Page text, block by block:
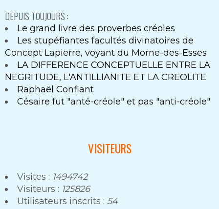
DEPUIS TOUJOURS :
Le grand livre des proverbes créoles
Les stupéfiantes facultés divinatoires de
Concept Lapierre, voyant du Morne-des-Esses
LA DIFFERENCE CONCEPTUELLE ENTRE LA
NEGRITUDE, L'ANTILLIANITE ET LA CREOLITE
Raphaël Confiant
Césaire fut "anté-créole" et pas "anti-créole"
VISITEURS
Visites : 1494742
Visiteurs : 125826
Utilisateurs inscrits : 54